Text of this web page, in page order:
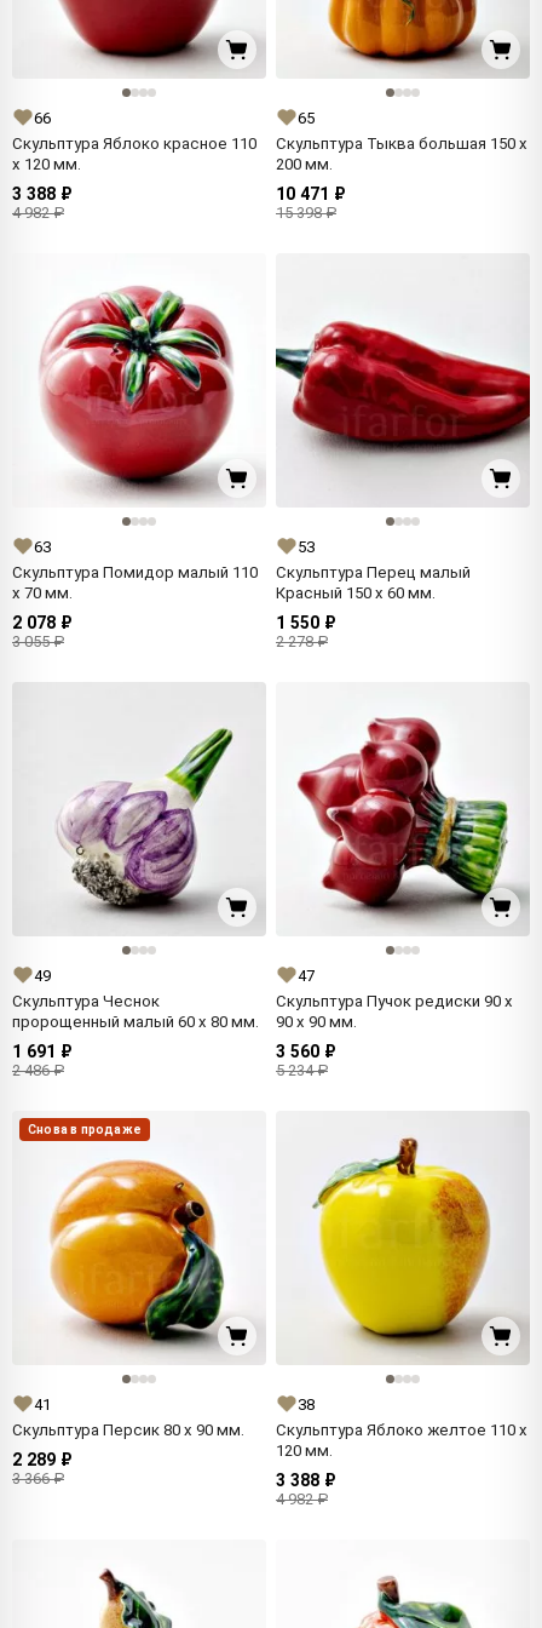
66
Скульптура Яблоко красное 110
x 120 мм.
3 388 ₽
4 982 ₽
65
Скульптура Тыква большая 150 x
200 мм.
10 471 ₽
15 398 ₽
63
Скульптура Помидор малый 110
x 70 мм.
2 078 ₽
3 055 ₽
53
Скульптура Перец малый
Красный 150 x 60 мм.
1 550 ₽
2 278 ₽
49
Скульптура Чеснок
пророщенный малый 60 x 80 мм.
1 691 ₽
2 486 ₽
47
Скульптура Пучок редиски 90 x
90 x 90 мм.
3 560 ₽
5 234 ₽
Снова в продаже
41
Скульптура Персик 80 x 90 мм.
2 289 ₽
3 366 ₽
38
Скульптура Яблоко желтое 110 x
120 мм.
3 388 ₽
4 982 ₽